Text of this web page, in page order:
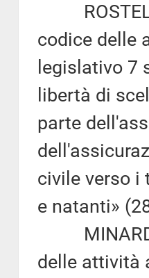
codice delle
legislativo 7
libertà di
parte
civile verso i
e natanti»
delle attività